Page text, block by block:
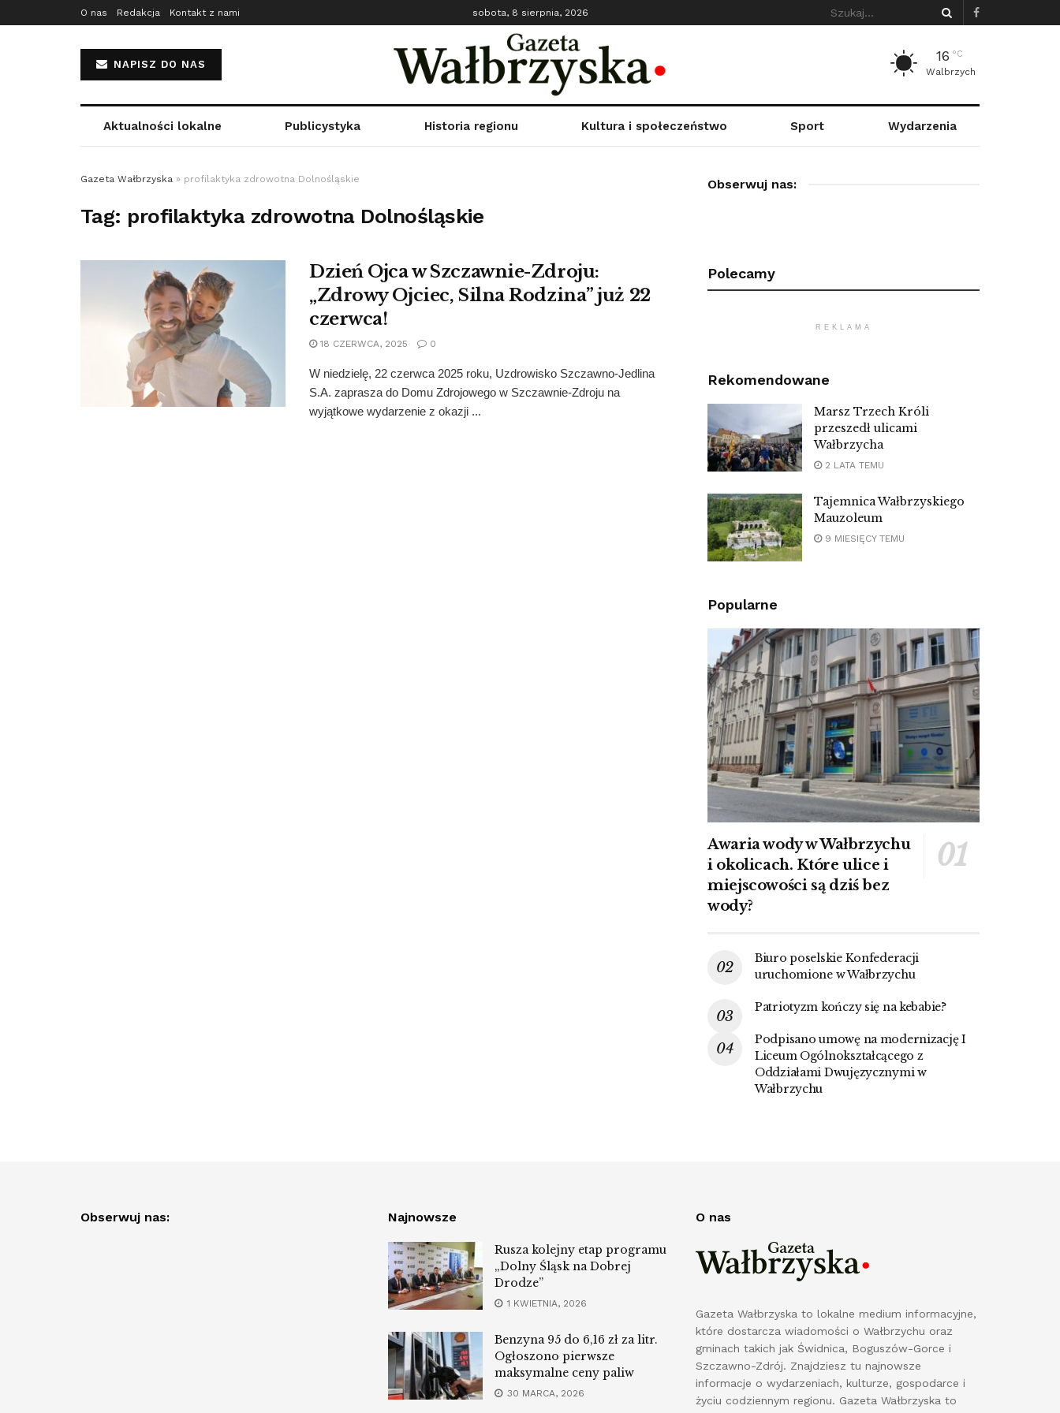
O nas Redakcja Kontakt z nami sobota, 8 sierpnia, 2026
NAPISZ DO NAS
16 °C
Walbrzych
Aktualności lokalne Publicystyka Historia regionu Kultura i społeczeństwo Sport Wydarzenia
Gazeta Wałbrzyska » profilaktyka zdrowotna Dolnośląskie
Tag: profilaktyka zdrowotna Dolnośląskie
Dzień Ojca w Szczawnie-Zdroju:
„Zdrowy Ojciec, Silna Rodzina” już 22
czerwca!
18 CZERWCA, 2025 0
W niedzielę, 22 czerwca 2025 roku, Uzdrowisko Szczawno-Jedlina
S.A. zaprasza do Domu Zdrojowego w Szczawnie-Zdroju na
wyjątkowe wydarzenie z okazji ...
Obserwuj nas:
Polecamy
REKLAMA
Rekomendowane
Marsz Trzech Króli
przeszedł ulicami
Wałbrzycha
2 LATA TEMU
Tajemnica Wałbrzyskiego
Mauzoleum
9 MIESIĘCY TEMU
Popularne
Awaria wody w Wałbrzychu
i okolicach. Które ulice i
miejscowości są dziś bez
wody?
Biuro poselskie Konfederacji
uruchomione w Wałbrzychu
Patriotyzm kończy się na kebabie?
Podpisano umowę na modernizację I
Liceum Ogólnokształcącego z
Oddziałami Dwujęzycznymi w
Wałbrzychu
Obserwuj nas: Najnowsze
Rusza kolejny etap programu
„Dolny Śląsk na Dobrej
Drodze”
1 KWIETNIA, 2026
Benzyna 95 do 6,16 zł za litr.
Ogłoszono pierwsze
maksymalne ceny paliw
30 MARCA, 2026
O nas
Gazeta Wałbrzyska to lokalne medium informacyjne,
które dostarcza wiadomości o Wałbrzychu oraz
gminach takich jak Świdnica, Boguszów-Gorce i
Szczawno-Zdrój. Znajdziesz tu najnowsze
informacje o wydarzeniach, kulturze, gospodarce i
życiu codziennym regionu. Gazeta Wałbrzyska to